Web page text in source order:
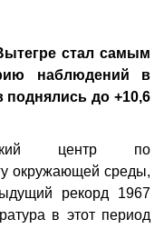
стал самым
наблюдений в
поднялись до +10,6
центр по
окружающей среды,
рекорд 1967
в этот период